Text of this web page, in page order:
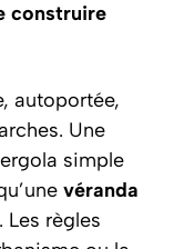
construire
autoportée,
Une
simple
véranda
Les règles